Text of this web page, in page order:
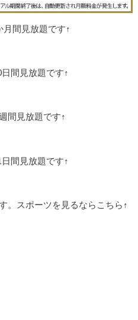
月間見放題です↑
間見放題です↑
間見放題です↑
間見放題です↑
。スポーツを見るならこちら↑